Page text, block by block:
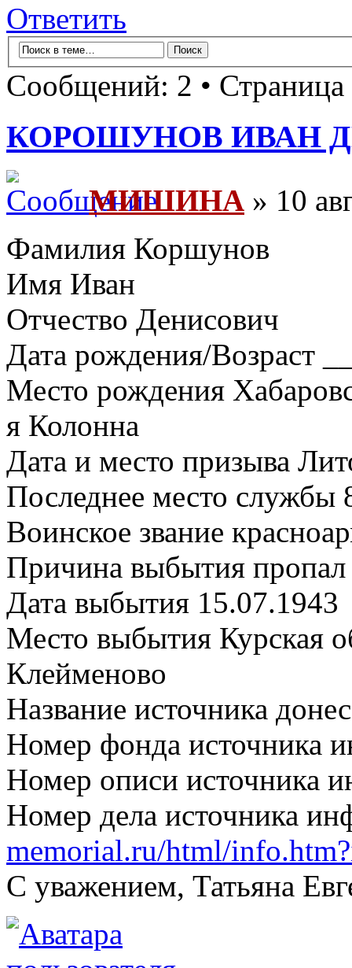
Ответить
Сообщений: 2 • Страница
КОРОШУНОВ ИВАН
МИШИНА » 10
Фамилия Коршунов
Имя Иван
Отчество Денисович
Дата рождения/Возраст
Место рождения
я Колонна
Дата и место призыва
Последнее место службы
Воинское звание
Причина выбытия пропал
Дата выбытия 15.07.1943
Место выбытия Курская
Клейменово
Название источника
Номер фонда источника
Номер описи источника
Номер дела источника
memorial.ru/html/
С уважением, Татьяна